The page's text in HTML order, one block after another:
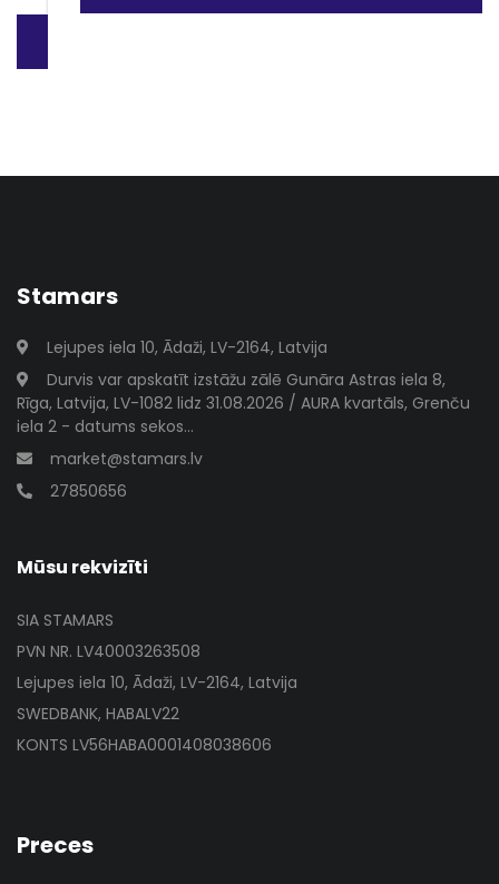
Stamars
Lejupes iela 10, Ādaži, LV-2164, Latvija
Durvis var apskatīt izstāžu zālē Gunāra Astras iela 8,
Rīga, Latvija, LV-1082 lidz 31.08.2026 / AURA kvartāls, Grenču
iela 2 - datums sekos...
market@stamars.lv
27850656
Mūsu rekvizīti
SIA STAMARS
PVN NR. LV40003263508
Lejupes iela 10, Ādaži, LV-2164, Latvija
SWEDBANK, HABALV22
KONTS LV56HABA0001408038606
Preces